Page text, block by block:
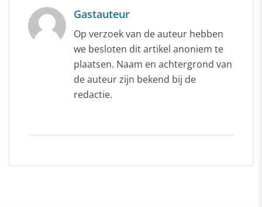
Gastauteur
Op verzoek van de auteur hebben
we besloten dit artikel anoniem te
plaatsen. Naam en achtergrond van
de auteur zijn bekend bij de
redactie.